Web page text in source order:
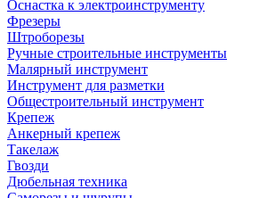
Оснастка к электроинструменту
Фрезеры
Штроборезы
Ручные строительные инструменты
Малярный инструмент
Инструмент для разметки
Общестроительный инструмент
Крепеж
Анкерный крепеж
Такелаж
Гвозди
Дюбельная техника